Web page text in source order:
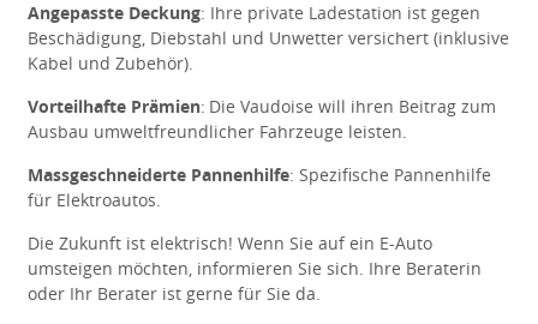
Angepasste Deckung: Ihre private Ladestation ist gegen
Beschädigung, Diebstahl und Unwetter versichert (inklusive
Kabel und Zubehör).
Vorteilhafte Prämien: Die Vaudoise will ihren Beitrag zum
Ausbau umweltfreundlicher Fahrzeuge leisten.
Massgeschneiderte Pannenhilfe: Spezifische Pannenhilfe
für Elektroautos.
Die Zukunft ist elektrisch! Wenn Sie auf ein E-Auto
umsteigen möchten, informieren Sie sich. Ihre Beraterin
oder Ihr Berater ist gerne für Sie da.